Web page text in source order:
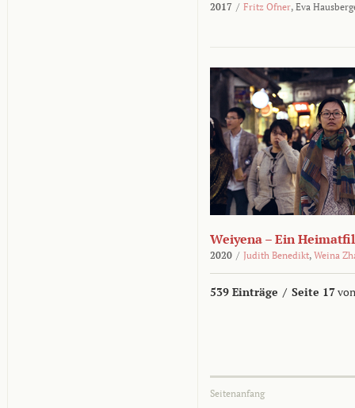
2017 / Fritz Ofner, Eva
Weiyena – Ein
2020 / Judith Benedikt, Weina
539 Einträge / Seite 17
Seitenanfang